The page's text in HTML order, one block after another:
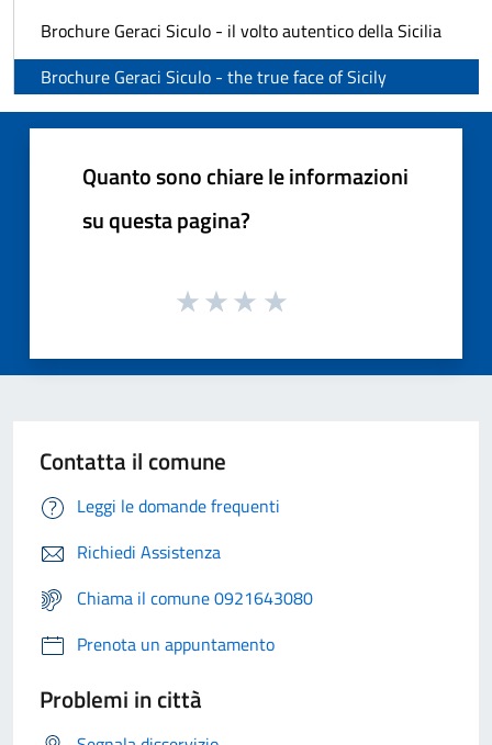
Brochure Geraci Siculo - il volto autentico della Sicilia
Brochure Geraci Siculo - the true face of Sicily
Quanto sono chiare le informazioni
su questa pagina?
Contatta il comune
Leggi le domande frequenti
Richiedi Assistenza
Chiama il comune 0921643080
Prenota un appuntamento
Problemi in città